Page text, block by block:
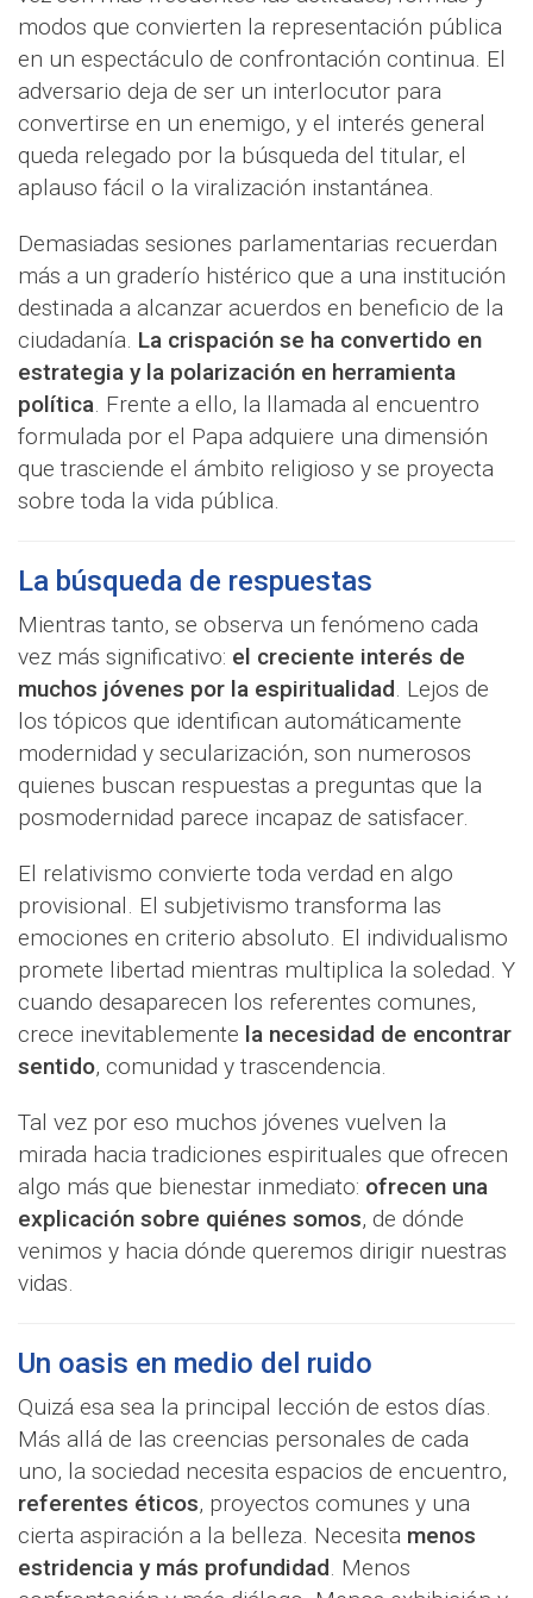
modos que convierten la representación pública
en un espectáculo de confrontación continua. El
adversario deja de ser un interlocutor para
convertirse en un enemigo, y el interés general
queda relegado por la búsqueda del titular, el
aplauso fácil o la viralización instantánea.
Demasiadas sesiones parlamentarias recuerdan
más a un graderío histérico que a una institución
destinada a alcanzar acuerdos en beneficio de la
ciudadanía. La crispación se ha convertido en
estrategia y la polarización en herramienta
política. Frente a ello, la llamada al encuentro
formulada por el Papa adquiere una dimensión
que trasciende el ámbito religioso y se proyecta
sobre toda la vida pública.
La búsqueda de respuestas
Mientras tanto, se observa un fenómeno cada
vez más significativo: el creciente interés de
muchos jóvenes por la espiritualidad. Lejos de
los tópicos que identifican automáticamente
modernidad y secularización, son numerosos
quienes buscan respuestas a preguntas que la
posmodernidad parece incapaz de satisfacer.
El relativismo convierte toda verdad en algo
provisional. El subjetivismo transforma las
emociones en criterio absoluto. El individualismo
promete libertad mientras multiplica la soledad. Y
cuando desaparecen los referentes comunes,
crece inevitablemente la necesidad de encontrar
sentido, comunidad y trascendencia.
Tal vez por eso muchos jóvenes vuelven la
mirada hacia tradiciones espirituales que ofrecen
algo más que bienestar inmediato: ofrecen una
explicación sobre quiénes somos, de dónde
venimos y hacia dónde queremos dirigir nuestras
vidas.
Un oasis en medio del ruido
Quizá esa sea la principal lección de estos días.
Más allá de las creencias personales de cada
uno, la sociedad necesita espacios de encuentro,
referentes éticos, proyectos comunes y una
cierta aspiración a la belleza. Necesita menos
estridencia y más profundidad. Menos